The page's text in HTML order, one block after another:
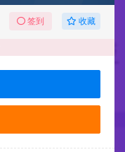
签到 收藏